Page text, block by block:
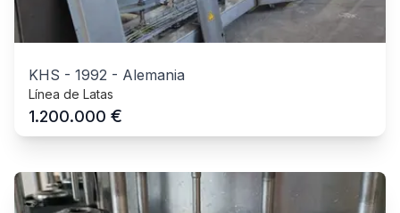
KHS - 1992 - Alemania
Línea de Latas
1.200.000 €